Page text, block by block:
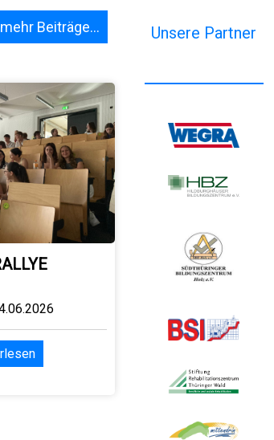
mehr Beiträge... Unsere Partner